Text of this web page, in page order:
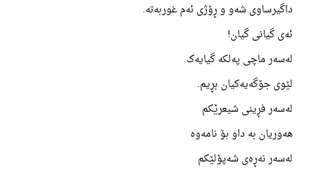
داگیرساوی شەو و ڕۆژی ئەم غوربەتە.
ئەی گیانی گیان!
لەسەر ماچی پەلکە گیایەک
لێوی جۆگەیەکیان بڕیم.
لەسەر فڕینی شیعرێکم
هەوریان بە داو بۆ نامەوە
لەسەر نەڕەی شەپۆلێکم